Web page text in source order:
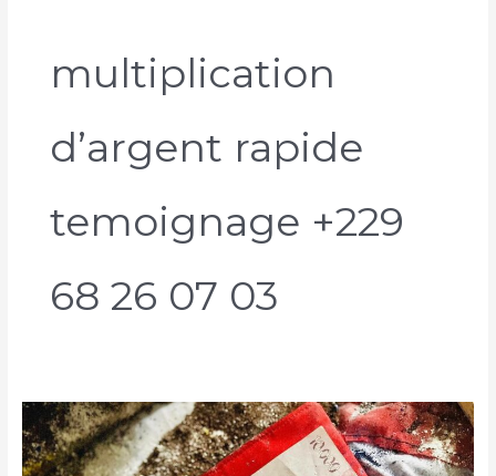
multiplication
d’argent rapide
temoignage +229
68 26 07 03